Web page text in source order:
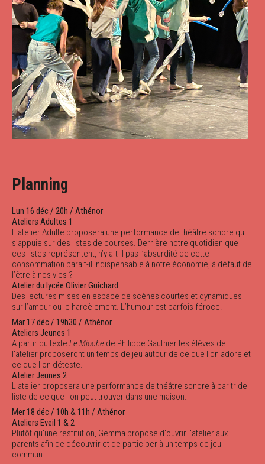
Planning
Lun 16 déc / 20h / Athénor
Ateliers Adultes 1
L'atelier Adulte proposera une performance de théâtre sonore qui
s’appuie sur des listes de courses. Derrière notre quotidien que
ces listes représentent, n’y a-t-il pas l’absurdité de cette
consommation parait-il indispensable à notre économie, à défaut de
l’être à nos vies ?
Atelier du lycée Olivier Guichard
Des lectures mises en espace de scènes courtes et dynamiques
sur l’amour ou le harcèlement. L’humour est parfois féroce.
Mar 17 déc / 19h30 / Athénor
Ateliers Jeunes 1
A partir du texte Le Mioche de Philippe Gauthier les élèves de
l'atelier proposeront un temps de jeu autour de ce que l'on adore et
ce que l'on déteste.
Atelier Jeunes 2
L'atelier proposera une performance de théâtre sonore à paritr de
liste de ce que l'on peut trouver dans une maison.
Mer 18 déc / 10h & 11h / Athénor
Ateliers Eveil 1 & 2
Plutôt qu'une restitution, Gemma propose d'ouvrir l'atelier aux
parents afin de découvrir et de participer à un temps de jeu
commun.